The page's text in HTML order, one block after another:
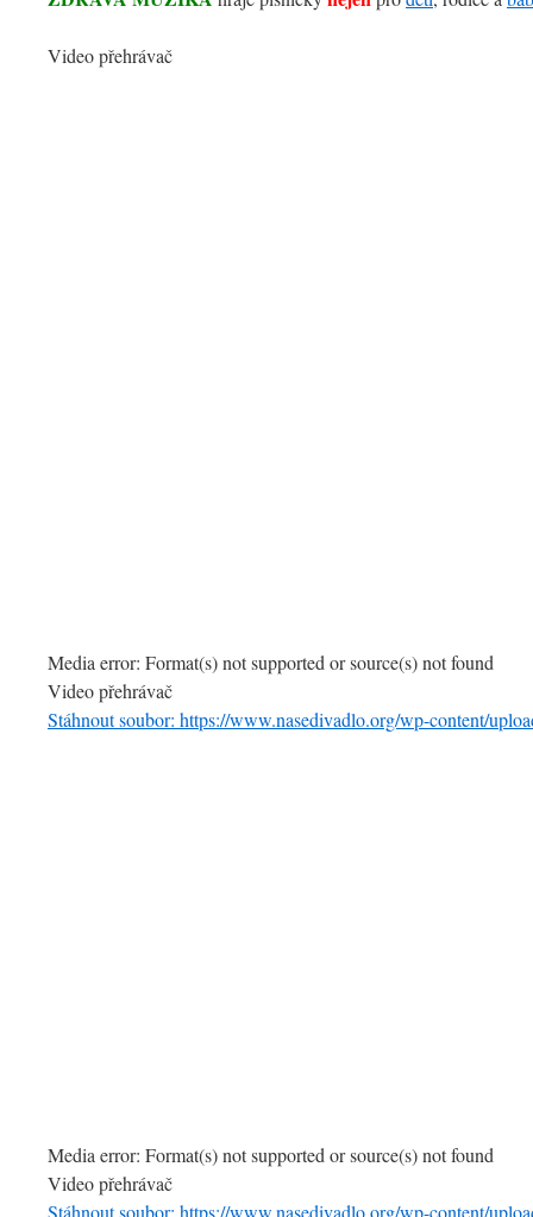
Video přehrávač
Media error: Format(s) not supported or source(s) not found
Stáhnout soubor: https://www.nasedivadlo.org/wp-content/
Video přehrávač
Media error: Format(s) not supported or source(s) not found
Stáhnout soubor: https://www.nasedivadlo.org/wp-content/
Video přehrávač